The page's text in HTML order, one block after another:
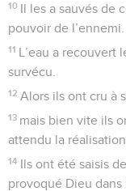
10 Il les a sauvés de
pouvoir de l’ennemi.
11 L’eau a recouvert
survécu.
12 Alors ils ont cru à
13 mais bien vite ils
attendu la
14 Ils ont été saisis
provoqué Dieu dans